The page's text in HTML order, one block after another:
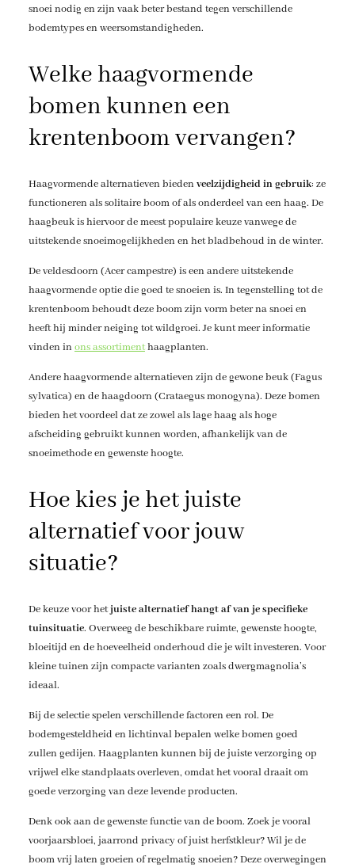
snoei nodig en zijn vaak beter bestand tegen verschillende
bodemtypes en weersomstandigheden.
Welke haagvormende
bomen kunnen een
krentenboom vervangen?
Haagvormende alternatieven biedenveelzijdigheid in gebruik: ze
functioneren als solitaire boom of als onderdeel van een haag. De
haagbeuk is hiervoor de meest populaire keuze vanwege de
uitstekende snoeimogelijkheden en het bladbehoud in de winter.
De veldesdoorn (Acer campestre) is een andere uitstekende
haagvormende optie die goed te snoeien is. In tegenstelling tot de
krentenboom behoudt deze boom zijn vorm beter na snoei en
heeft hij minder neiging tot wildgroei. Je kunt meer informatie
vinden inons assortimenthaagplanten.
Andere haagvormende alternatieven zijn de gewone beuk (Fagus
sylvatica) en de haagdoorn (Crataegus monogyna). Deze bomen
bieden het voordeel dat ze zowel als lage haag als hoge
afscheiding gebruikt kunnen worden, afhankelijk van de
snoeimethode en gewenste hoogte.
Hoe kies je het juiste
alternatief voor jouw
situatie?
De keuze voor hetjuiste alternatief hangt af van je specifieke
tuinsituatie. Overweeg de beschikbare ruimte, gewenste hoogte,
bloeitijd en de hoeveelheid onderhoud die je wilt investeren. Voor
kleine tuinen zijn compacte varianten zoals dwergmagnolia’s
ideaal.
Bij de selectie spelen verschillende factoren een rol. De
bodemgesteldheid en lichtinval bepalen welke bomen goed
zullen gedijen. Haagplanten kunnen bij de juiste verzorging op
vrijwel elke standplaats overleven, omdat het vooral draait om
goede verzorging van deze levende producten.
Denk ook aan de gewenste functie van de boom. Zoek je vooral
voorjaarsbloei, jaarrond privacy of juist herfstkleur? Wil je de
boom vrij laten groeien of regelmatig snoeien? Deze overwegingen